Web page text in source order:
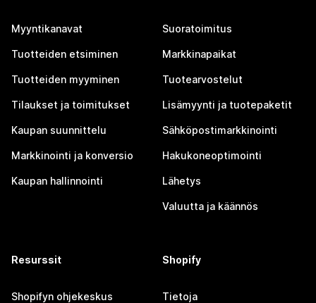
Myyntikanavat
Tuotteiden etsiminen
Tuotteiden myyminen
Tilaukset ja toimitukset
Kaupan suunnittelu
Markkinointi ja konversio
Kaupan hallinnointi
Suoratoimitus
Markkinapaikat
Tuotearvostelut
Lisämyynti ja tuotepaketit
Sähköpostimarkkinointi
Hakukoneoptimointi
Lähetys
Valuutta ja käännös
Resurssit
Shopifyn ohjekeskus
Shopify
Tietoja